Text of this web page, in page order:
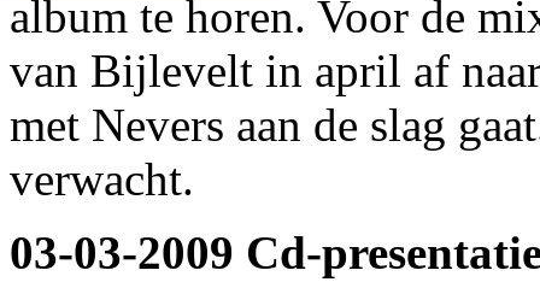
album te horen. Voor de
van Bijlevelt in april af
met Nevers aan de slag
verwacht.
03-03-2009 Cd-